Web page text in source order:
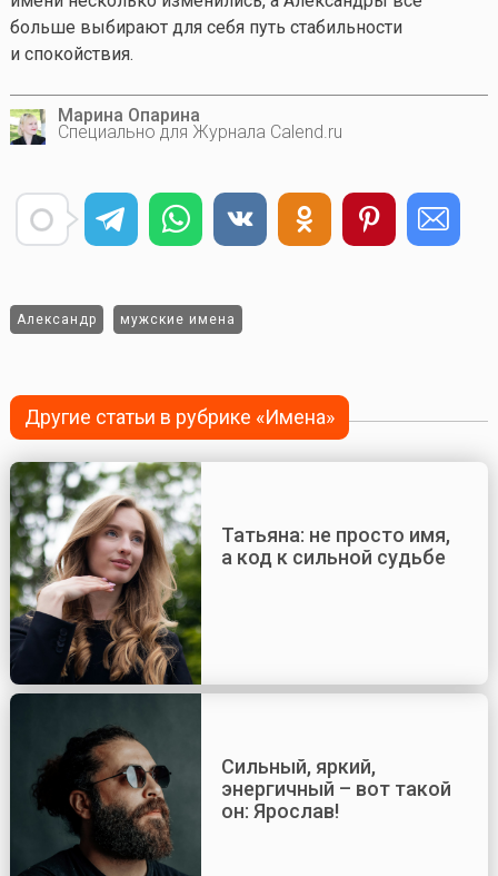
больше выбирают для себя путь стабильности
и спокойствия.
Марина Опарина
Специально для Журнала Calend.ru
Александр мужские имена
Другие статьи в рубрике «Имена»
Татьяна: не просто имя,
а код к сильной судьбе
Сильный, яркий,
энергичный – вот такой
он: Ярослав!